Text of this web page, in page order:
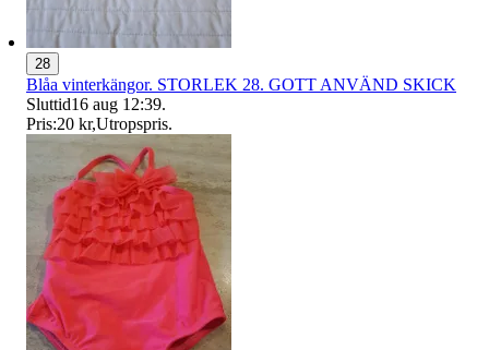
28
Blåa vinterkängor. STORLEK 28. GOTT ANVÄND SKICK
Sluttid16 aug 12:39.
Pris:20 kr,Utropspris.